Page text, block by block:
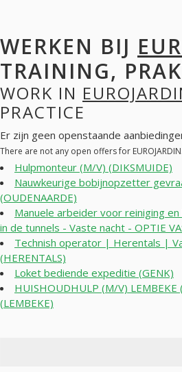
WERKEN BIJ
TRAINING,
WORK IN
PRACTICE
Er zijn geen openstaande
There are not any open offers for
Hulpmonteur (M/V) (DIKSMUIDE)
Nauwkeurige bobijnopzetter
(OUDENAARDE)
Manuele arbeider voor reiniging
in de tunnels - Vaste nacht - OPTIE
Technish operator | Herentals |
(HERENTALS)
Loket bediende expeditie (GENK)
HUISHOUDHULP (M/V) LEMBEKE
(LEMBEKE)